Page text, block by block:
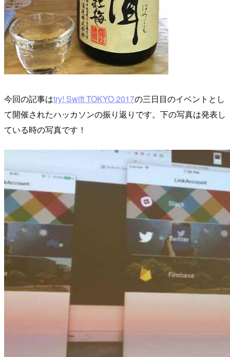
今回の記事はtry! Swift TOKYO 2017の三日目のイベントとし
て開催されたハッカソンの振り返りです。下の写真は発表し
ている時の写真です！